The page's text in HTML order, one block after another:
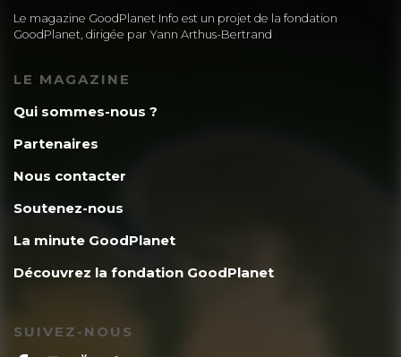
Le magazine GoodPlanet Info est un projet de la fondation
GoodPlanet, dirigée par Yann Arthus-Bertrand
LE MAGAZINE
Qui sommes-nous ?
Partenaires
Nous contacter
Soutenez-nous
La minute GoodPlanet
Découvrez la fondation GoodPlanet
SUIVEZ-NOUS